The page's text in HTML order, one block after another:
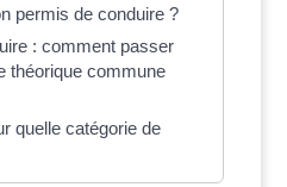
permis de conduire ?
: comment passer
théorique commune
quelle catégorie de